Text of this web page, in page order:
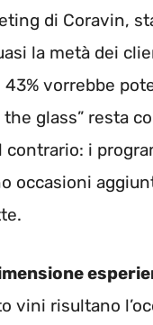
di Coravin,
la metà dei
43% vorrebbe
the glass” resta
contrario: i
occasioni
vini risultano